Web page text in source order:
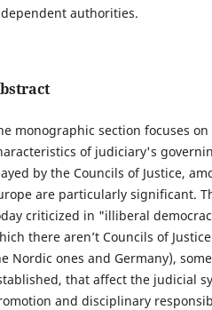
authorities.
monographic section focuses
of judiciary's
by the Councils of Justice,
are particularly significant.
criticized in "illiberal
there aren’t Councils of
Nordic ones and Germany),
that affect the judicial
and disciplinary